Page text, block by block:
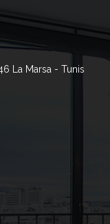
La Marsa - Tunis